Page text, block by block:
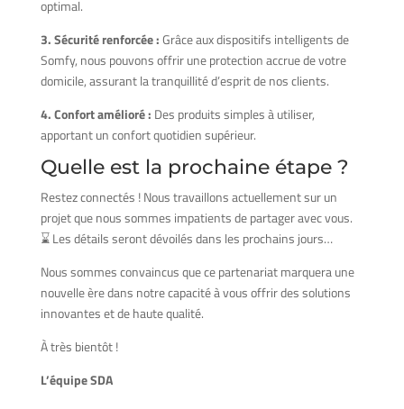
optimal.
3. Sécurité renforcée :Grâce aux dispositifs intelligents de
Somfy, nous pouvons offrir une protection accrue de votre
domicile, assurant la tranquillité d’esprit de nos clients.
4. Confort amélioré : Des produits simples à utiliser,
apportant un confort quotidien supérieur.
Quelle est la prochaine étape ?
Restez connectés ! Nous travaillons actuellement sur un
projet que nous sommes impatients de partager avec vous.
⌛ Les détails seront dévoilés dans les prochains jours…
Nous sommes convaincus que ce partenariat marquera une
nouvelle ère dans notre capacité à vous offrir des solutions
innovantes et de haute qualité.
À très bientôt !
L’équipe SDA